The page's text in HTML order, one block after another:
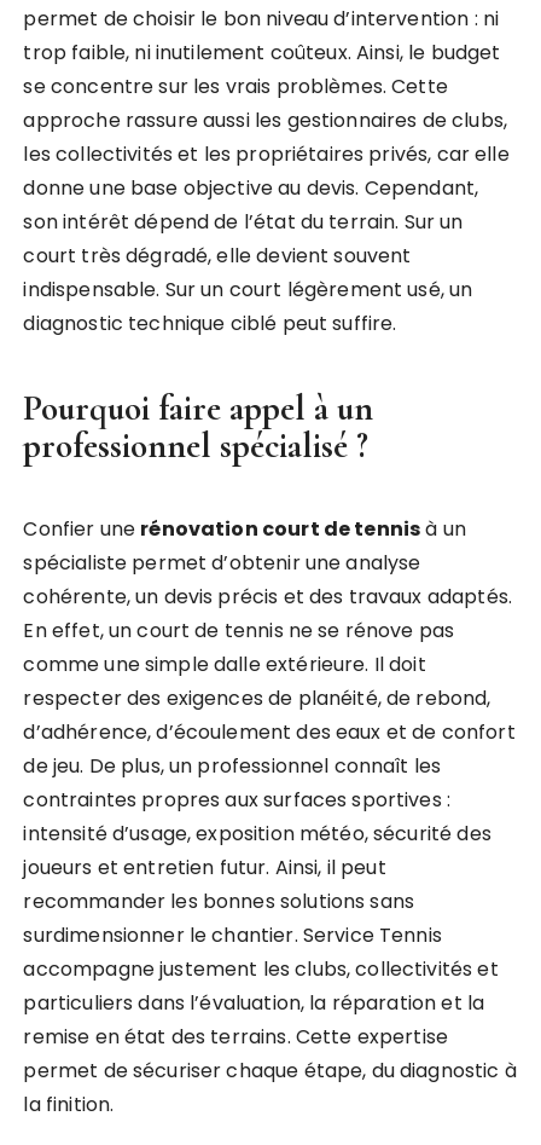
permet de choisir le bon niveau d’intervention : ni
trop faible, ni inutilement coûteux. Ainsi, le budget
se concentre sur les vrais problèmes. Cette
approche rassure aussi les gestionnaires de clubs,
les collectivités et les propriétaires privés, car elle
donne une base objective au devis. Cependant,
son intérêt dépend de l’état du terrain. Sur un
court très dégradé, elle devient souvent
indispensable. Sur un court légèrement usé, un
diagnostic technique ciblé peut suffire.
Pourquoi faire appel à un
professionnel spécialisé ?
Confier une rénovation court de tennisà un
spécialiste permet d’obtenir une analyse
cohérente, un devis précis et des travaux adaptés.
En effet, un court de tennis ne se rénove pas
comme une simple dalle extérieure. Il doit
respecter des exigences de planéité, de rebond,
d’adhérence, d’écoulement des eaux et de confort
de jeu. De plus, un professionnel connaît les
contraintes propres aux surfaces sportives :
intensité d’usage, exposition météo, sécurité des
joueurs et entretien futur. Ainsi, il peut
recommander les bonnes solutions sans
surdimensionner le chantier. Service Tennis
accompagne justement les clubs, collectivités et
particuliers dans l’évaluation, la réparation et la
remise en état des terrains. Cette expertise
permet de sécuriser chaque étape, du diagnostic à
la finition.